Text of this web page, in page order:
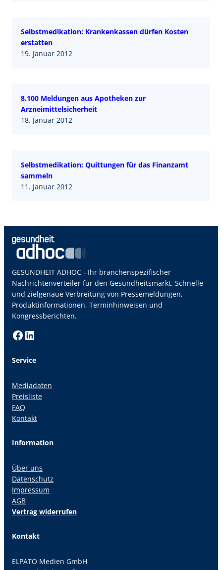
Selbstmedikation: Krankenkassen dürfen Kosten
erstatten
19. Januar 2012
8.100 Meldungen aus Apotheken zur
Arzneimittelsicherheit
18. Januar 2012
Selbstmedikation: Quittungen für das Finanzamt
sammeln
11. Januar 2012
GESUNDHEIT ADHOC – Ihr branchenspezifischer
Nachrichtenverteiler für den Gesundheitsmarkt. Schnelle
und zielgenaue Verbreitung von Pressemeldungen,
Produktinformationen, Terminhinweisen und
Kongressberichten.
Facebook LinkedIn
Service
Mediadaten
Preisliste
FAQ
Kontakt
Information
Über uns
Datenschutz
Impressum
AGB
Vertrag widerrufen
Kontakt
ELPATO Medien GmbH